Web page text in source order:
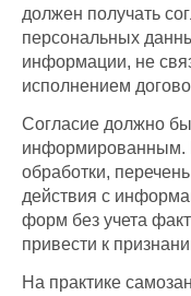
должен получать
персональных
информации, не
исполнением
Согласие должно
информированным.
обработки,
действия с
форм без учета
привести к
На практике